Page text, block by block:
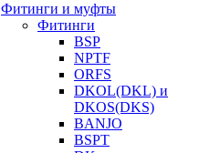
Фитинги и муфты
Фитинги
BSP
NPTF
ORFS
DKOL(DKL) и
DKOS(DKS)
BANJO
BSPT